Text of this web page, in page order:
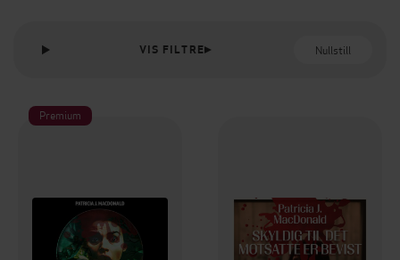
VIS FILTRE Nullstill
Premium